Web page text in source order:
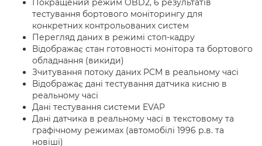
Покращений режим OBD2, 6 результатів
тестування бортового моніторингу для
конкретних контрольованих систем
Перегляд даних в режимі стоп-кадру
Відображає стан готовності монітора та бортового
обладнання (викиди)
Зчитування потоку даних PCM в реальному часі
Відображає дані тестування датчика кисню в
реальному часі
Дані тестування системи EVAP
Дані датчика в реальному часі в текстовому та
графічному режимах (автомобілі 1996 р.в. та
новіші)